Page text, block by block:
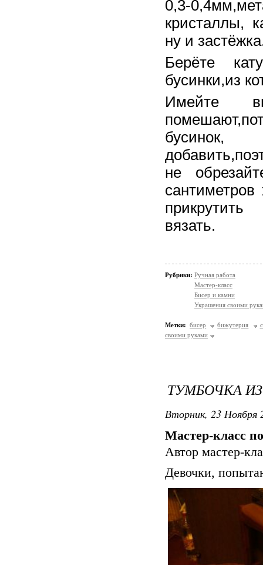
0,3-
кристаллы,
ну и
Берёте
бусинки,из
Имейте
бусинок,
не
Рубрики: Ручная работа
Мастер-класс
Бисер и камни
Украшения своими
Метки: бисер бижутерия
своими руками
ТУМБОЧКА
Вторник, 23 Ноября
Мастер-класс
Автор мастер-
Девочки,